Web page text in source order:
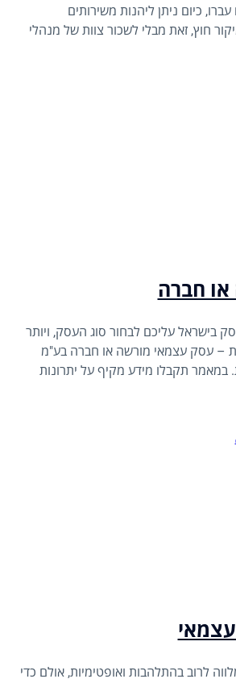
כיום ניתן ליהנות משירותים
חוץ, זאת מבלי לשכור צוות של מנהלי
חברה
בישראל עליכם לבחור סוג העסק, ויותר
– עסק עצמאי מורשה או חברה בע"מ
תקבלו מידע מקיף על יתרונות
לרוב בהתלהבות ואופטימיות, אולם כדי